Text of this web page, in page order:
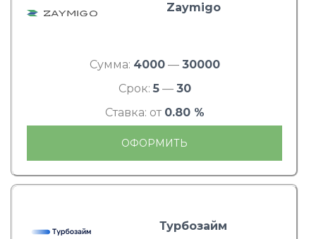
Zaymigo
Сумма: 4000— 30000
Срок: 5— 30
Ставка: от 0.80 %
ОФОРМИТЬ
Турбозайм